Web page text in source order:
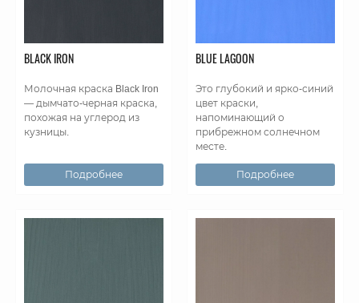
BLACK IRON
Молочная краска Black Iron
— дымчато-черная краска,
похожая на углерод из
кузницы.
Подробнее
BLUE LAGOON
Это глубокий и ярко-синий
цвет краски,
напоминающий о
прибрежном солнечном
месте.
Подробнее